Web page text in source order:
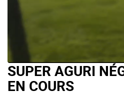
SUPER AGURI
EN COURS